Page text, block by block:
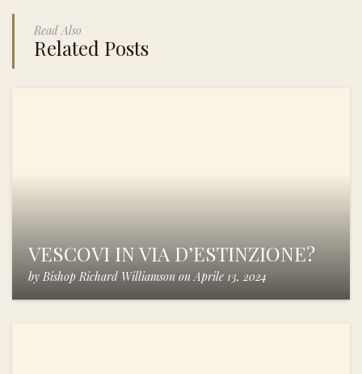
Read Also
Related Posts
VESCOVI IN VIA D’ESTINZIONE?
by Bishop Richard Williamson onAprile 13, 2024